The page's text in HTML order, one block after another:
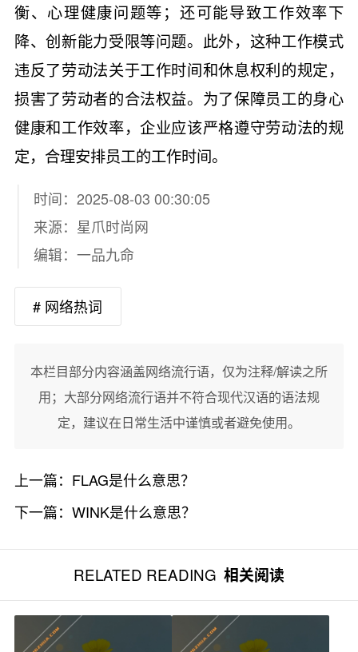
衡、心理健康问题等；还可能导致工作效率下
降、创新能力受限等问题。此外，这种工作模式
违反了劳动法关于工作时间和休息权利的规定，
损害了劳动者的合法权益。为了保障员工的身心
健康和工作效率，企业应该严格遵守劳动法的规
定，合理安排员工的工作时间。
时间：2025-08-03 00:30:05
来源： 星爪时尚网
编辑：一品九命
# 网络热词
本栏目部分内容涵盖网络流行语，仅为注释/解读之所
用；大部分网络流行语并不符合现代汉语的语法规
定，建议在日常生活中谨慎或者避免使用。
上一篇： FLAG是什么意思？
下一篇： WINK是什么意思？
RELATED READING 相关阅读